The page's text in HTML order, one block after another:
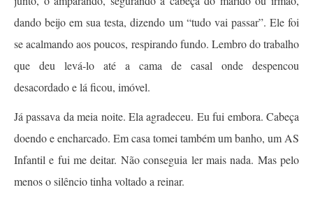
dando beijo em sua testa, dizendo um “tudo vai passar”. Ele foi
se acalmando aos poucos, respirando fundo. Lembro do trabalho
que deu levá-lo até a cama de casal onde despencou
desacordado e lá ficou, imóvel.
Já passava da meia noite. Ela agradeceu. Eu fui embora. Cabeça
doendo e encharcado. Em casa tomei também um banho, um AS
Infantil e fui me deitar. Não conseguia ler mais nada. Mas pelo
menos o silêncio tinha voltado a reinar.